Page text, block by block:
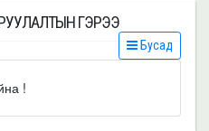
ОРУУЛАЛТЫН ГЭРЭЭ
Бусад
!